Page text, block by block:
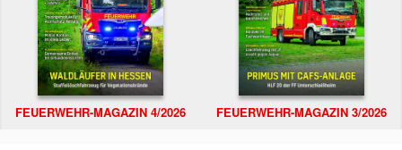
FEUERWEHR-MAGAZIN 4/2026 FEUERWEHR-MAGAZIN 3/2026